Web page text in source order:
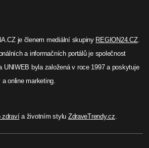
je členem mediální skupiny REGION24.CZ.
a informačních portálů je společnost
UNIWEB byla založená v roce 1997 a poskytuje
online marketing.
zdravía životním stylu ZdraveTrendy.cz.